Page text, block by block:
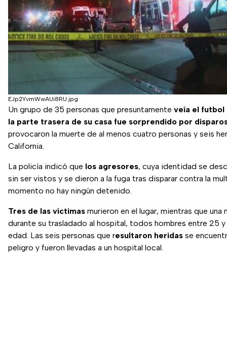
EJp2YvmWwAUi8RU.jpg
Un grupo de 35 personas que presuntamente veía el futbol
la parte trasera de su casa fue sorprendido por
provocaron la muerte de al menos cuatro personas y seis
California.
La policía indicó que los agresores, cuya identidad se
sin ser vistos y se dieron a la fuga tras disparar contra la
momento no hay ningún detenido.
Tres de las víctimas murieron en el lugar, mientras que una
durante su trasladado al hospital, todos hombres entre 25
edad. Las seis personas que resultaron heridas se
peligro y fueron llevadas a un hospital local.